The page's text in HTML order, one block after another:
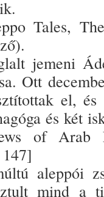
Tales,
jemeni
Ott
el,
és két
of Arab
aleppói
mind a